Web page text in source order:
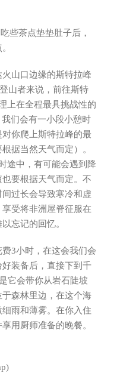
些茶点垫垫肚子后，
山口边缘的斯特拉峰
山者来说，前往斯特
上在全程最具挑战性的
们会有一小段小憩时
你爬上斯特拉峰的最
据当然天气而定）。
途中，有可能会遇到降
要根据天气而定。不
过长会导致寒冷和虚
受将非洲屋脊征服在
忘记的回忆。
3小时，在这会我们会
装备后，直接下到千
它会带你从岩石陡坡
森林里边，在这个海
雨和薄雾。在你入住
用厨师准备的晚餐。